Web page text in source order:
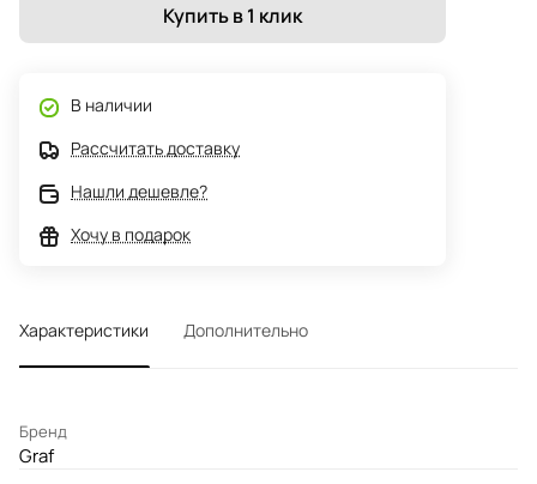
Купить в 1 клик
В наличии
Рассчитать доставку
Нашли дешевле?
Хочу в подарок
Характеристики Дополнительно
Бренд
Graf